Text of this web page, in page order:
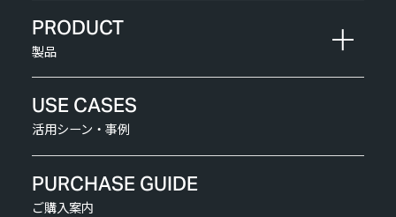
PRODUCT
製品
USE CASES
活用シーン・事例
PURCHASE GUIDE
ご購入案内